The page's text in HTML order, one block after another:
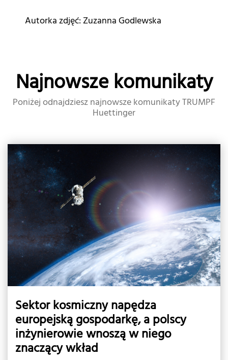
Autorka zdjęć: Zuzanna Godlewska
Najnowsze komunikaty
Poniżej odnajdziesz najnowsze komunikaty TRUMPF
Huettinger
Sektor kosmiczny napędza
europejską gospodarkę, a polscy
inżynierowie wnoszą w niego
znaczący wkład